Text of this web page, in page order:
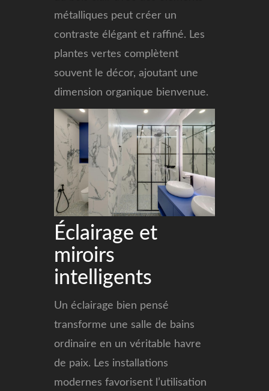
métalliques peut créer un
contraste élégant et raffiné. Les
plantes vertes complètent
souvent le décor, ajoutant une
dimension organique bienvenue.
Éclairage et
miroirs
intelligents
Un éclairage bien pensé
transforme une salle de bains
ordinaire en un véritable havre
de paix. Les installations
modernes favorisent l’utilisation